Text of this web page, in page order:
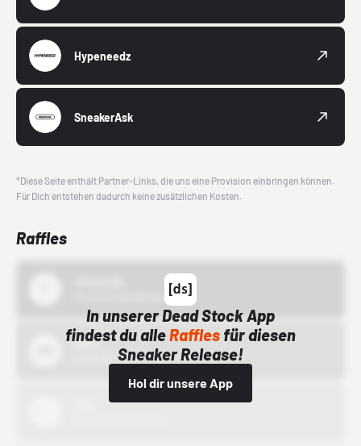
Hypeneedz
SneakerAsk
*Diese Seite enthält Partner-Links, die uns eine Provision einbringen können.
Für Dich entstehen dadurch keine zusätzlichen Kosten.
Raffles
In unserer Dead Stock App
findest du alleRafflesfür diesen
Sneaker Release!
Hol dir unsere App
Bstn
01.10.22 00:00 Uhr